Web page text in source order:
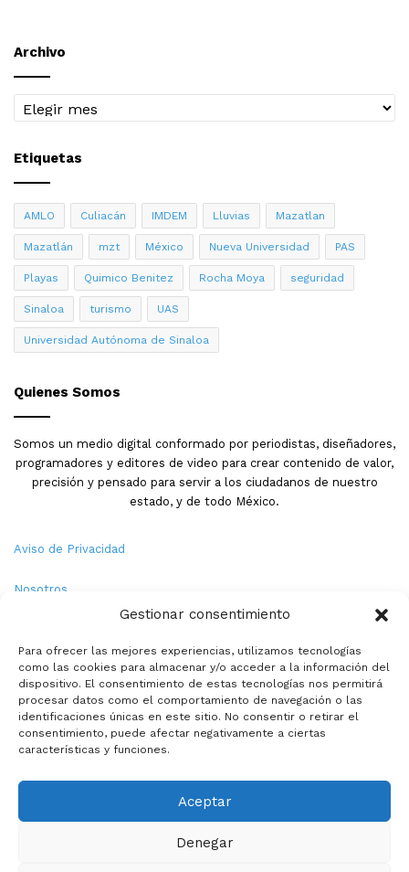
Gestionar consentimiento
Para ofrecer las mejores experiencias, utilizamos tecnologías
como las cookies para almacenar y/o acceder a la información del
dispositivo. El consentimiento de estas tecnologías nos permitirá
procesar datos como el comportamiento de navegación o las
identificaciones únicas en este sitio. No consentir o retirar el
consentimiento, puede afectar negativamente a ciertas
características y funciones.
Aceptar
Denegar
Archivo
Archivo
Etiquetas
AMLO Culiacán IMDEM Lluvias Mazatlan
Mazatlán mzt México Nueva Universidad PAS
Playas Quimico Benitez Rocha Moya seguridad
Sinaloa turismo UAS
Universidad Autónoma de Sinaloa
Quienes Somos
Somos un medio digital conformado por periodistas, diseñadores,
programadores y editores de video para crear contenido de valor,
precisión y pensado para servir a los ciudadanos de nuestro
estado, y de todo México.
Aviso de Privacidad
Nosotros
Política de Cookies
Contacto
Entretenimiento Especiales